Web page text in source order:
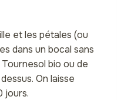
et les pétales (ou
dans un bocal sans
bio ou de
On laisse
jours.